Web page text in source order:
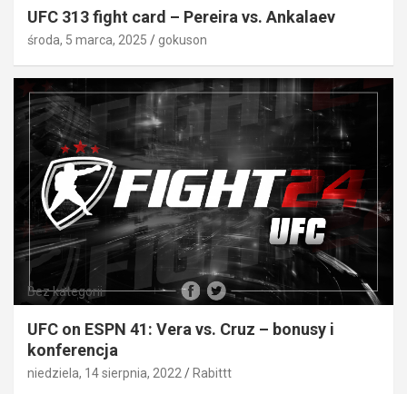
UFC 313 fight card – Pereira vs. Ankalaev
środa, 5 marca, 2025 gokuson
Bez kategorii
UFC on ESPN 41: Vera vs. Cruz – bonusy i
konferencja
niedziela, 14 sierpnia, 2022 Rabittt